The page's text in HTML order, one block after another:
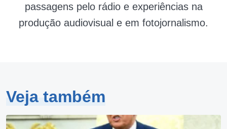
passagens pelo rádio e experiências na
produção audiovisual e em fotojornalismo.
Veja também